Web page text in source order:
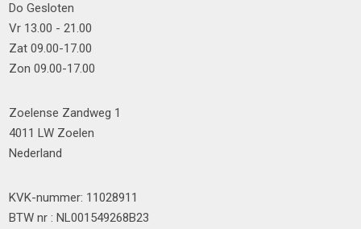
Do Gesloten
Vr 13.00 - 21.00
Zat 09.00-17.00
Zon 09.00-17.00
Zoelense Zandweg 1
4011 LW Zoelen
Nederland
KVK-nummer: 11028911
BTW nr : NL001549268B23